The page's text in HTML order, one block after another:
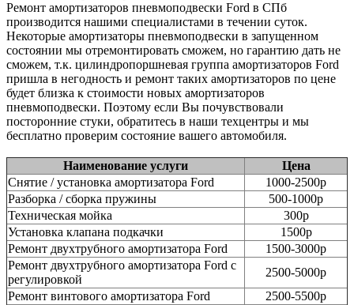
Ремонт амортизаторов пневмоподвески Ford в СПб
производится нашими специалистами в течении суток.
Некоторые амортизаторы пневмоподвески в запущенном
состоянии мы отремонтировать сможем, но гарантию дать не
сможем, т.к. цилиндропоршневая группа амортизаторов Ford
пришла в негодность и ремонт таких амортизаторов по цене
будет близка к стоимости новых амортизаторов
пневмоподвески. Поэтому если Вы почувствовали
посторонние стуки, обратитесь в наши техцентры и мы
бесплатно проверим состояние вашего автомобиля.
Наименование услуги
Цена
Снятие / установка амортизатора Ford
1000-2500р
Разборка / сборка пружины
500-1000р
Техническая мойка
300р
Установка клапана подкачки
1500р
Ремонт двухтрубного амортизатора Ford
1500-3000р
Ремонт двухтрубного амортизатора Ford с
регулировкой
2500-5000р
Ремонт винтового амортизатора Ford
2500-5500р